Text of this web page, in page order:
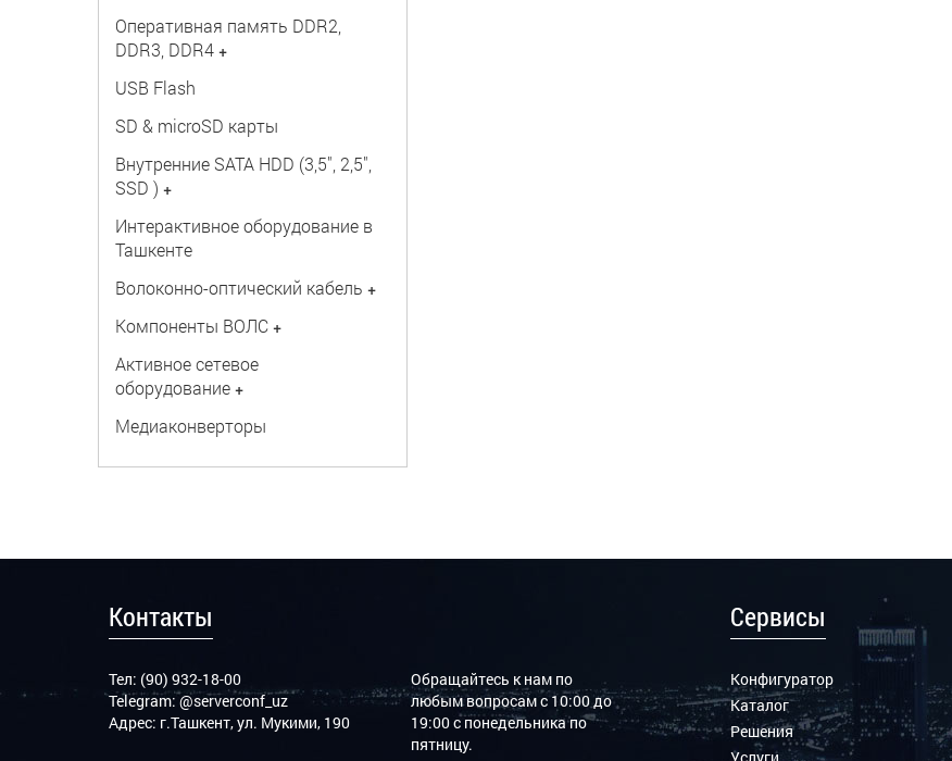
Оперативная память DDR2,
DDR3, DDR4 +
USB Flash
SD & microSD карты
Внутренние SATA HDD (3,5", 2,5",
SSD ) +
Интерактивное оборудование в
Ташкенте
Волоконно-оптический кабель +
Компоненты ВОЛС +
Активное сетевое
оборудование +
Медиаконверторы
Контакты
Тел: (90) 932-18-00
Telegram:@serverconf_uz
Адрес: г.Ташкент, ул. Мукими, 190
Обращайтесь к нам по
любым вопросам с 10:00 до
19:00 с понедельника по
пятницу.
Сервисы
Конфигуратор
Каталог
Решения